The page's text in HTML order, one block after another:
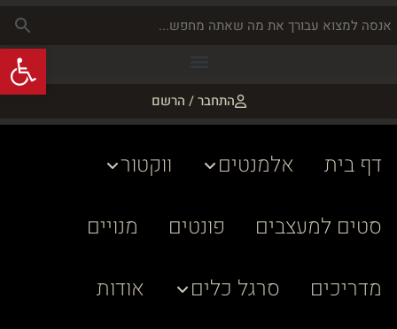
התחבר / הרשם
דף בית אלמנטים
ווקטור
סטים למעצבים
פונטים
מנויים
מדריכים
סרגל כלים
אודות